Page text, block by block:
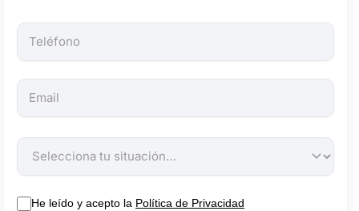
He leído y acepto la Política de Privacidad